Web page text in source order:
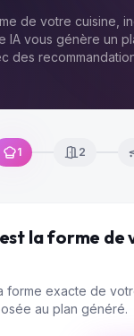
de votre cuisine,
vous génère un
des
1 2
la forme de
forme exacte de
au plan généré.